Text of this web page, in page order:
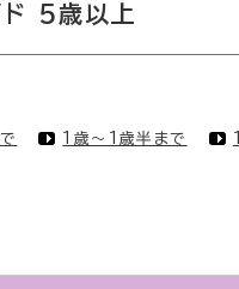
ド 5歳以上
1歳～1歳半まで